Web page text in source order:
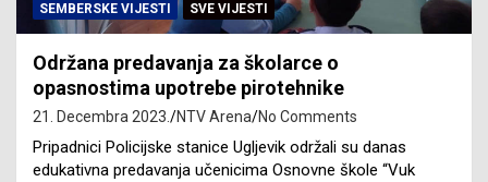
SEMBERSKE VIJESTI SVE VIJESTI
Održana predavanja za školarce o
opasnostima upotrebe pirotehnike
21. Decembra 2023. NTV Arena No Comments
Pripadnici Policijske stanice Ugljevik održali su danas
edukativna predavanja učenicima Osnovne škole “Vuk